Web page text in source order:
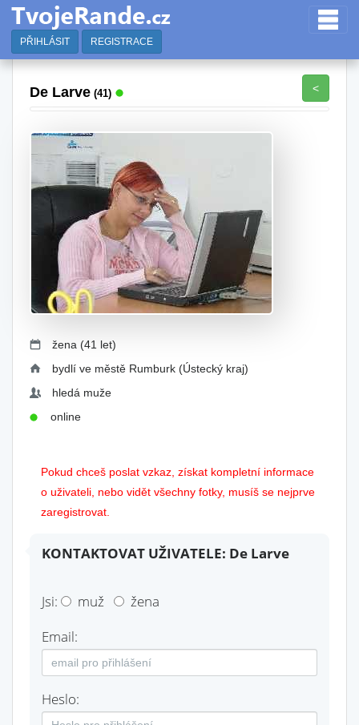
PŘIHLÁSIT REGISTRACE
De Larve (41) <
žena (41 let)
bydlí ve městě Rumburk (Ústecký kraj)
hledá muže
online
Pokud chceš poslat vzkaz, získat kompletní informace
o uživateli, nebo vidět všechny fotky, musíš se nejprve
zaregistrovat.
KONTAKTOVAT UŽIVATELE: De Larve
Jsi: muž
žena
Email:
Heslo: